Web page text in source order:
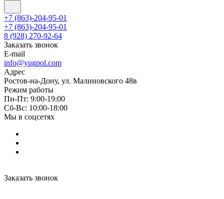
+7 (863)-204-95-01
+7 (863)-204-95-01
8 (928) 270-92-64
Заказать звонок
E-mail
info@yugpol.com
Адрес
Ростов-на-Дону, ул. Малиновского 48в
Режим работы
Пн-Пт: 9:00-19:00
Cб-Вс: 10:00-18:00
Мы в соцсетях
Заказать звонок